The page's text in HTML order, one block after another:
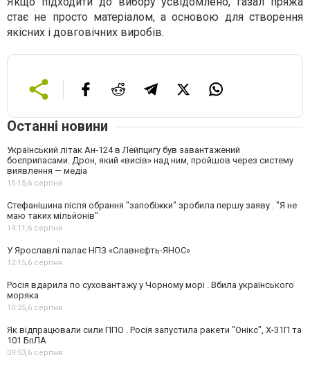
стає не просто матеріалом, а основою для створення
якісних і довговічних виробів.
Останні новини
Український літак Ан-124 в Лейпцигу був завантажений
боєприпасами. Дрон, який «висів» над ним, пройшов через систему
виявлення — медіа
15:15,6 серпня
Стефанішина після обрання "запобіжки" зробила першу заяву . "Я не
маю таких мільйонів"
14:11,6 серпня
У Ярославлі палає НПЗ «Славнєфть-ЯНОС»
12:15,6 серпня
Росія вдарила по суховантажу у Чорному морі . Вбила українського
моряка
10:25,6 серпня
Як відпрацювали сили ППО . Росія запустила ракети "Онікс", Х-31П та
101 БпЛА
09:53,6 серпня